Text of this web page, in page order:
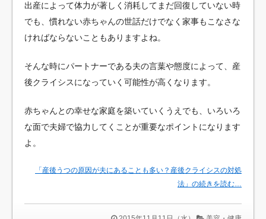
出産によって体力が著しく消耗してまだ回復していない時
でも、慣れない赤ちゃんの世話だけでなく家事もこなさな
ければならないこともありますよね。
そんな時にパートナーである夫の言葉や態度によって、産
後クライシスになっていく可能性が高くなります。
赤ちゃんとの幸せな家庭を築いていくうえでも、いろいろ
な面で夫婦で協力してくことが重要なポイントになります
よ。
「産後うつの原因が夫にあることも多い？産後クライシスの対処
法」の続きを読む…